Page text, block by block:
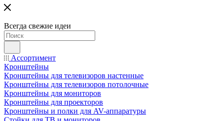
Всегда свежие идеи
Ассортимент
Кронштейны
Кронштейны для телевизоров настенные
Кронштейны для телевизоров потолочные
Кронштейны для мониторов
Кронштейны для проекторов
Кронштейны и полки для AV-аппаратуры